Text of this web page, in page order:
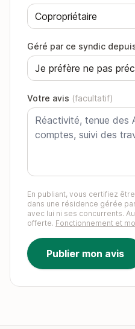
Géré par ce syndic
Votre avis (facultatif)
En publiant, vous certifiez
dans une résidence gérée
avec lui ni ses concurrents.
offerte. Fonctionnement et
Publier mon avis